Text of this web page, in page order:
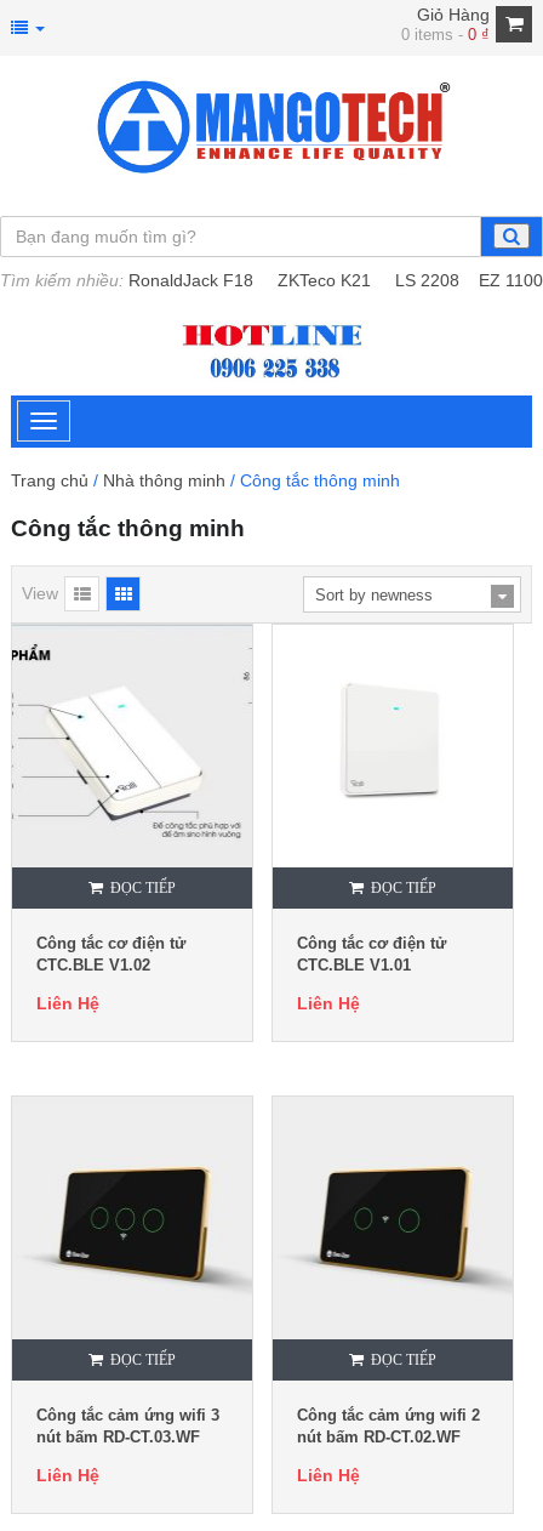
Giỏ Hàng
0 items -0 ₫
Tìm kiếm nhiều: RonaldJack F18 ZKTeco K21 LS 2208 EZ 1100
Trang chủ / Nhà thông minh / Công tắc thông minh
Công tắc thông minh
View
ĐỌC TIẾP
Công tắc cơ điện tử
CTC.BLE V1.02
Liên Hệ
ĐỌC TIẾP
Công tắc cơ điện tử
CTC.BLE V1.01
Liên Hệ
ĐỌC TIẾP
Công tắc cảm ứng wifi 3
nút bấm RD-CT.03.WF
Liên Hệ
ĐỌC TIẾP
Công tắc cảm ứng wifi 2
nút bấm RD-CT.02.WF
Liên Hệ